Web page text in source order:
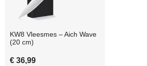
KW8 Vleesmes – Aich Wave
(20 cm)
€ 36,99